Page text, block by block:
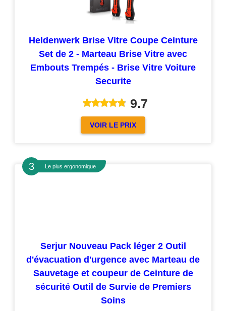
Heldenwerk Brise Vitre Coupe Ceinture
Set de 2 - Marteau Brise Vitre avec
Embouts Trempés - Brise Vitre Voiture
Securite
9.7
VOIR LE PRIX
Le plus ergonomique
Serjur Nouveau Pack léger 2 Outil
d'évacuation d'urgence avec Marteau de
Sauvetage et coupeur de Ceinture de
sécurité Outil de Survie de Premiers
Soins